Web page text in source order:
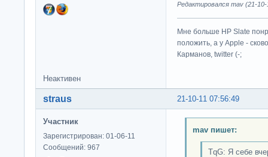
Редактировался mav (21-10-
Мне больше HP Slate
положить, а у Apple -
Карманов, twitter (-;
Неактивен
21-10-11 07:56:49
straus
Участник
Зарегистрирован: 01-06-11
Сообщений: 967
mav пишет:
TqG: Я себе